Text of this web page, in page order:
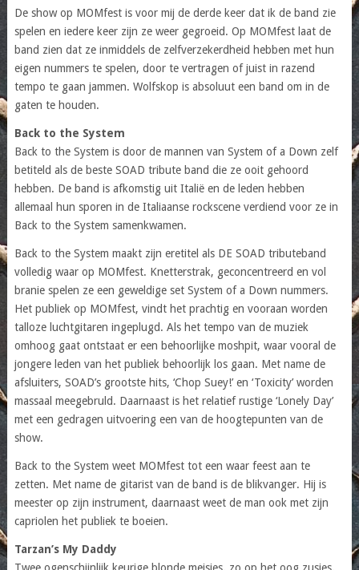
De show op MOMfest is voor mij de derde keer dat ik de band zie
spelen en iedere keer zijn ze weer gegroeid. Op MOMfest laat de
band zien dat ze inmiddels de zelfverzekerdheid hebben met hun
eigen nummers te spelen, door te vertragen of juist in razend
tempo te gaan jammen. Wolfskop is absoluut een band om in de
gaten te houden.
Back to the System
Back to the System is door de mannen van System of a Down zelf
betiteld als de beste SOAD tribute band die ze ooit gehoord
hebben. De band is afkomstig uit Italië en de leden hebben
allemaal hun sporen in de Italiaanse rockscene verdiend voor ze in
Back to the System samenkwamen.
Back to the System maakt zijn eretitel als DE SOAD tributeband
volledig waar op MOMfest. Knetterstrak, geconcentreerd en vol
branie spelen ze een geweldige set System of a Down nummers.
Het publiek op MOMfest, vindt het prachtig en vooraan worden
talloze luchtgitaren ingeplugd. Als het tempo van de muziek
omhoog gaat ontstaat er een behoorlijke moshpit, waar vooral de
jongere leden van het publiek behoorlijk los gaan. Met name de
afsluiters, SOAD’s grootste hits, ‘Chop Suey!’ en ‘Toxicity’ worden
massaal meegebruld. Daarnaast is het relatief rustige ‘Lonely Day’
met een gedragen uitvoering een van de hoogtepunten van de
show.
Back to the System weet MOMfest tot een waar feest aan te
zetten. Met name de gitarist van de band is de blikvanger. Hij is
meester op zijn instrument, daarnaast weet de man ook met zijn
capriolen het publiek te boeien.
Tarzan’s My Daddy
Twee ogenschijnlijk keurige blonde meisjes, zo op het oog zusjes,